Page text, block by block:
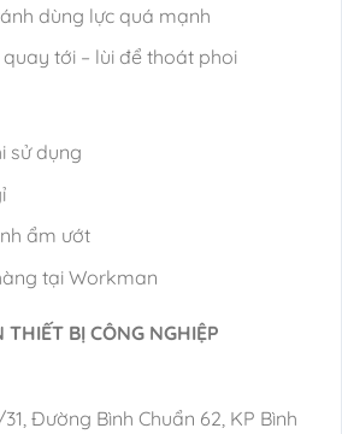
dùng lực quá mạnh
tới – lùi để thoát phoi
sử dụng
ẩm ướt
tại Workman
THIẾT BỊ CÔNG NGHIỆP
Đường Bình Chuẩn 62, KP Bình